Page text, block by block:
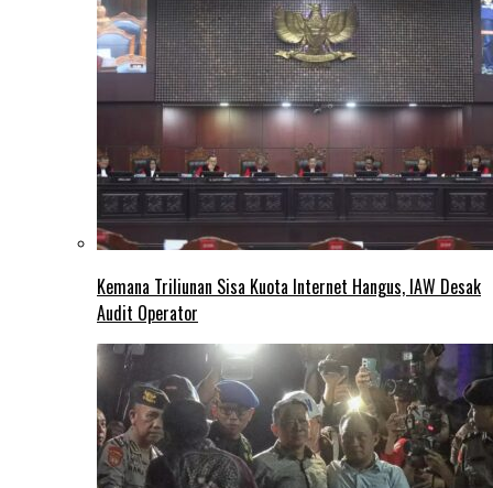
Kemana Triliunan Sisa Kuota Internet Hangus, IAW Desak
Audit Operator